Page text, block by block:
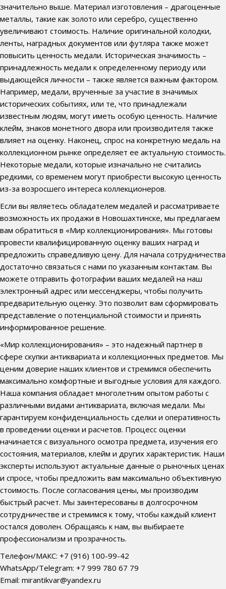
значительно выше. Материал изготовления – драгоценные
металлы, такие как золото или серебро, существенно
увеличивают стоимость. Наличие оригинальной колодки,
ленты, наградных документов или футляра также может
повысить ценность медали. Историческая значимость –
принадлежность медали к определенному периоду или
выдающейся личности – также является важным фактором.
Например, медали, врученные за участие в значимых
исторических событиях, или те, что принадлежали
известным людям, могут иметь особую ценность. Наличие
клейм, знаков монетного двора или производителя также
влияет на оценку. Наконец, спрос на конкретную медаль на
коллекционном рынке определяет ее актуальную стоимость.
Некоторые медали, которые изначально не считались
редкими, со временем могут приобрести высокую ценность
из-за возросшего интереса коллекционеров.
Если вы являетесь обладателем медалей и рассматриваете
возможность их продажи в Новошахтинске, мы предлагаем
вам обратиться в «Мир коллекционирования». Мы готовы
провести квалифицированную оценку ваших наград и
предложить справедливую цену. Для начала сотрудничества
достаточно связаться с нами по указанным контактам. Вы
можете отправить фотографии ваших медалей на наш
электронный адрес или мессенджеры, чтобы получить
предварительную оценку. Это позволит вам сформировать
представление о потенциальной стоимости и принять
информированное решение.
«Мир коллекционирования» – это надежный партнер в
сфере скупки антиквариата и коллекционных предметов. Мы
ценим доверие наших клиентов и стремимся обеспечить
максимально комфортные и выгодные условия для каждого.
Наша компания обладает многолетним опытом работы с
различными видами антиквариата, включая медали. Мы
гарантируем конфиденциальность сделки и оперативность
в проведении оценки и расчетов. Процесс оценки
начинается с визуального осмотра предмета, изучения его
состояния, материалов, клейм и других характеристик. Наши
эксперты используют актуальные данные о рыночных ценах
и спросе, чтобы предложить вам максимально объективную
стоимость. После согласования цены, мы производим
быстрый расчет. Мы заинтересованы в долгосрочном
сотрудничестве и стремимся к тому, чтобы каждый клиент
остался доволен. Обращаясь к нам, вы выбираете
профессионализм и прозрачность.
Телефон/МАКС: +7 (916) 100-99-42
WhatsApp/Telegram: +7 999 780 67 79
Email: mirantikvar@yandex.ru